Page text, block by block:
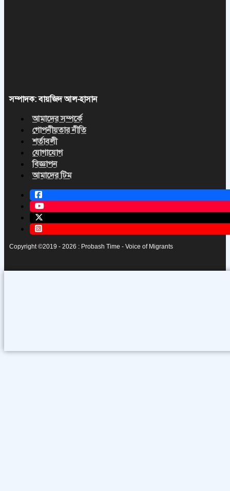
সম্পাদক: বায়জিদ আল-হাসান
আমাদের সম্পর্কে
গোপনীয়তার নীতি
শর্তাবলী
যোগাযোগ
বিজ্ঞাপন
আমাদের টিম
Copyright ©2019 - 2026 : Probash Time - Voice of Migrants